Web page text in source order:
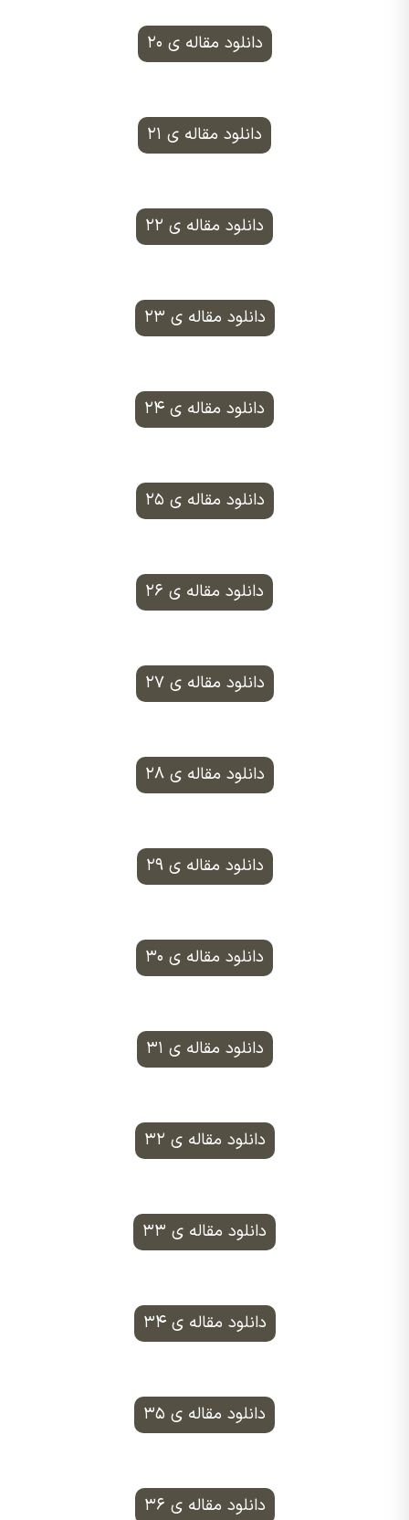
دانلود مقاله ی ۲۰
دانلود مقاله ی ۲۱
دانلود مقاله ی ۲۲
دانلود مقاله ی ۲۳
دانلود مقاله ی ۲۴
دانلود مقاله ی ۲۵
دانلود مقاله ی ۲۶
دانلود مقاله ی ۲۷
دانلود مقاله ی ۲۸
دانلود مقاله ی ۲۹
دانلود مقاله ی ۳۰
دانلود مقاله ی ۳۱
دانلود مقاله ی ۳۲
دانلود مقاله ی ۳۳
دانلود مقاله ی ۳۴
دانلود مقاله ی ۳۵
دانلود مقاله ی ۳۶